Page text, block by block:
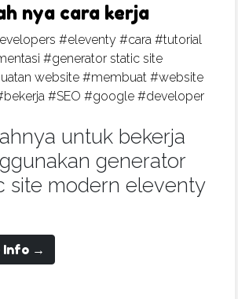
nya cara kerja
#eleventy #cara #tutorial
#generator static site
website #membuat #website
#SEO #google #developer
untuk bekerja
generator
site modern eleventy
Info →